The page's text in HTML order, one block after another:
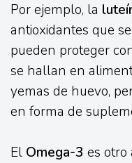
Por ejemplo, la
antioxidantes que
pueden proteger
se hallan en
yemas de huevo,
en forma de
El Omega-3 es otro